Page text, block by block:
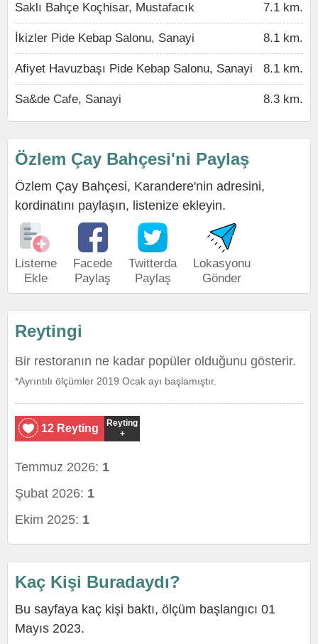
Saklı Bahçe Koçhisar, Mustafacık 7.1 km.
İkizler Pide Kebap Salonu, Sanayi 8.1 km.
Afiyet Havuzbaşı Pide Kebap Salonu, Sanayi 8.1 km.
Sa&de Cafe, Sanayi 8.3 km.
Özlem Çay Bahçesi'ni Paylaş
Özlem Çay Bahçesi, Karandere'nin adresini,
kordinatını paylaşın, listenize ekleyin.
Listeme
Ekle
Facede
Paylaş
Twitterda
Paylaş
Lokasyonu
Gönder
Reytingi
Bir restoranın ne kadar popüler olduğunu gösterir.
*Ayrıntılı ölçümler 2019 Ocak ayı başlamıştır.
12 Reyting
Reyting
+
Temmuz 2026: 1
Şubat 2026: 1
Ekim 2025: 1
Kaç Kişi Buradaydı?
Bu sayfaya kaç kişi baktı, ölçüm başlangıcı 01
Mayıs 2023.